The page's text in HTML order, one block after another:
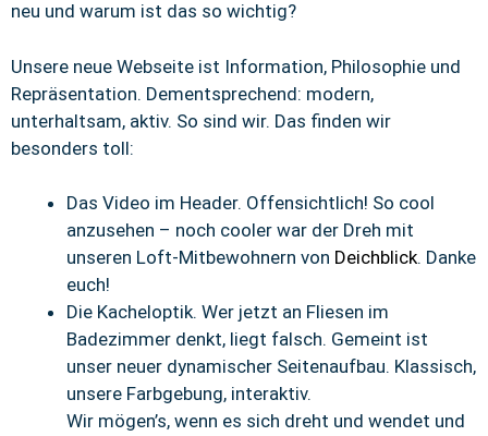
neu und warum ist das so wichtig?
Unsere neue Webseite ist Information, Philosophie und
Repräsentation. Dementsprechend: modern,
unterhaltsam, aktiv. So sind wir. Das finden wir
besonders toll:
Das Video im Header. Offensichtlich! So cool
anzusehen – noch cooler war der Dreh mit
unseren Loft-Mitbewohnern von Deichblick. Danke
euch!
Die Kacheloptik. Wer jetzt an Fliesen im
Badezimmer denkt, liegt falsch. Gemeint ist
unser neuer dynamischer Seitenaufbau. Klassisch,
unsere Farbgebung, interaktiv.
Wir mögen’s, wenn es sich dreht und wendet und